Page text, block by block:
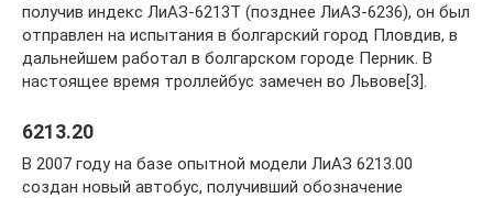
получив индекс ЛиАЗ-6213Т (позднее ЛиАЗ-6236), он был
отправлен на испытания в болгарский город Пловдив, в
дальнейшем работал в болгарском городе Перник. В
настоящее время троллейбус замечен во Львове[3].
6213.20
В 2007 году на базе опытной модели ЛиАЗ 6213.00
создан новый автобус, получивший обозначение